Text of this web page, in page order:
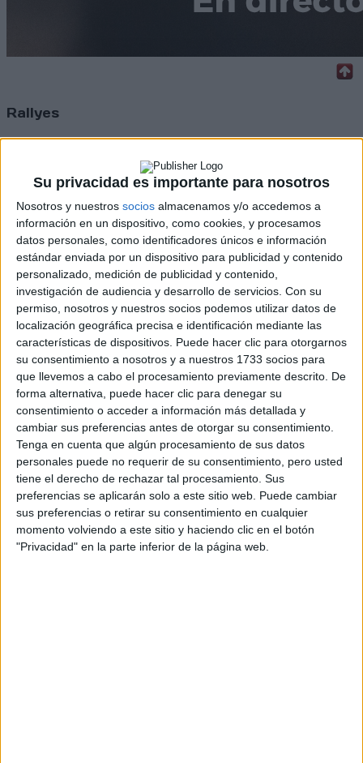
Su privacidad es importante para nosotros
Nosotros y nuestros socios almacenamos y/o accedemos a
información en un dispositivo, como cookies, y procesamos
datos personales, como identificadores únicos e información
estándar enviada por un dispositivo para publicidad y contenido
personalizado, medición de publicidad y contenido,
investigación de audiencia y desarrollo de servicios. Con su
permiso, nosotros y nuestros socios podemos utilizar datos de
localización geográfica precisa e identificación mediante las
características de dispositivos. Puede hacer clic para otorgarnos
su consentimiento a nosotros y a nuestros 1733 socios para
que llevemos a cabo el procesamiento previamente descrito. De
forma alternativa, puede hacer clic para denegar su
consentimiento o acceder a información más detallada y
cambiar sus preferencias antes de otorgar su consentimiento.
Tenga en cuenta que algún procesamiento de sus datos
personales puede no requerir de su consentimiento, pero usted
tiene el derecho de rechazar tal procesamiento. Sus
preferencias se aplicarán solo a este sitio web. Puede cambiar
sus preferencias o retirar su consentimiento en cualquier
momento volviendo a este sitio y haciendo clic en el botón
"Privacidad" en la parte inferior de la página web.
Rallyes
WRC
ERC
CERA
CERT
Internacionales
Campeonatos Autonómicos
Históricos
Dakar
RallyCross
Circuitos
Fórmula E
F2 / F3 / F4
Resistencia
Indycar
Otros
Producto
Producto
Web pensada para poder ofrecer diferentes
productos propios y ajenos para que los